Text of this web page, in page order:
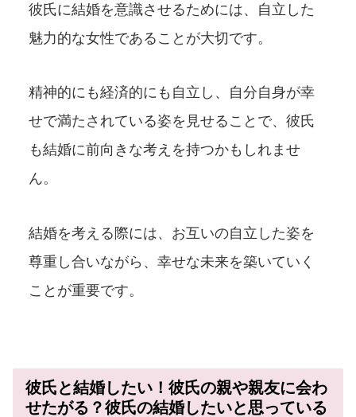
彼氏に結婚を意識させるためには、自立した
魅力的な女性であることが大切です。
精神的にも経済的にも自立し、自分自身が幸
せで満たされている姿を見せることで、彼氏
も結婚に前向きな考えを持つかもしれませ
ん。
結婚を考える際には、お互いの自立した姿を
尊重し合いながら、幸せな未来を築いていく
ことが重要です。
彼氏と結婚したい！彼氏の親や親友に会わ
せたがる？彼氏の結婚したいと思っている